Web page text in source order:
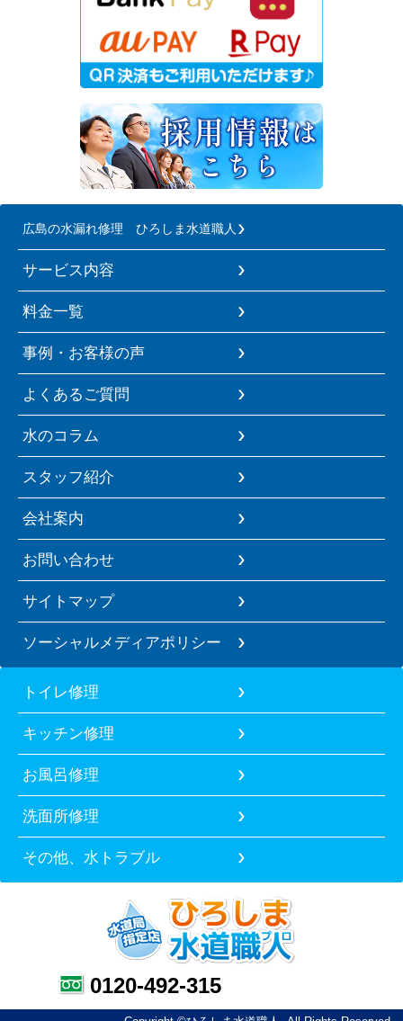
広島の水漏れ修理 ひろしま水道職人
サービス内容
料金一覧
事例・お客様の声
よくあるご質問
水のコラム
スタッフ紹介
会社案内
お問い合わせ
サイトマップ
ソーシャルメディアポリシー
トイレ修理
キッチン修理
お風呂修理
洗面所修理
その他、水トラブル
0120-492-315